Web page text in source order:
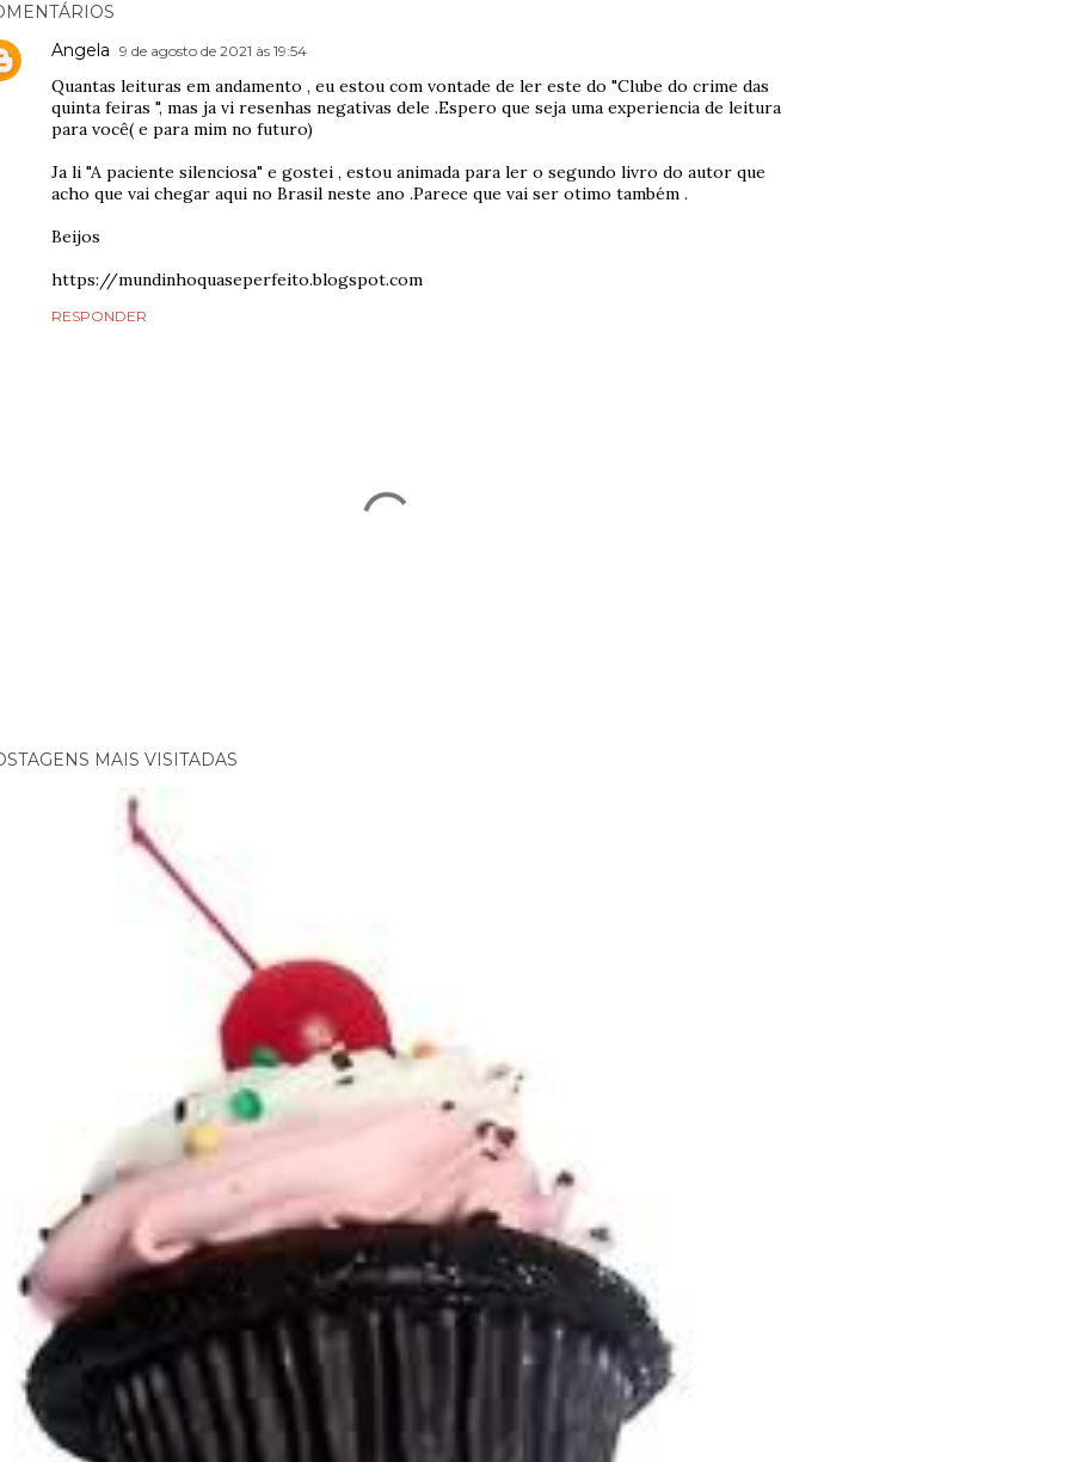
Angela 9 de agosto de 2021 às 19:54
Quantas leituras em andamento , eu estou com vontade de ler este do "Clube do crime das
quinta feiras ", mas ja vi resenhas negativas dele .Espero que seja uma experiencia de leitura
para você( e para mim no futuro)
Ja li "A paciente silenciosa" e gostei , estou animada para ler o segundo livro do autor que
acho que vai chegar aqui no Brasil neste ano .Parece que vai ser otimo também .
Beijos
https://mundinhoquaseperfeito.blogspot.com
RESPONDER
MAIS VISITADAS